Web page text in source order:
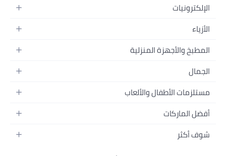
الإلكترونيات
الجوالات
اللابتوبات
الأجهزة المنزلية
التلفزيونات
السماعات
ألعاب القيمنق
الأزياء
أزياء نسائية
أزياء البنات
أزياء الأولاد
المجوهرات
حقائب نسائية
المطبخ والأجهزة المنزلية
الحمام
المطبخ والسفرة
أدوات وتحسين المنزل
الأثاث
الجمال
العطور
العناية بالشعر
العناية بالبشرة
مستلزمات الأطفال والألعاب
الحفاضات
الرضاعة والتغذية
أفضل الماركات
سامسونج
شوف أكثر